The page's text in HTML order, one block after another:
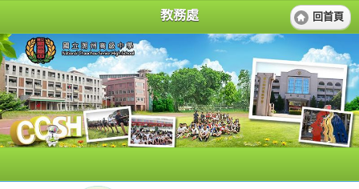
教務處 回首頁